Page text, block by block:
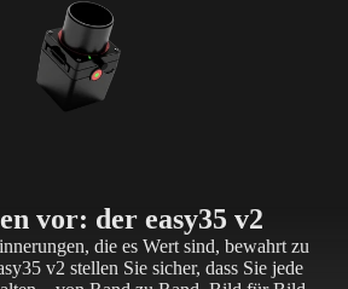
vor: der easy35 v2
die es Wert sind, bewahrt zu
v2 stellen Sie sicher, dass Sie jede